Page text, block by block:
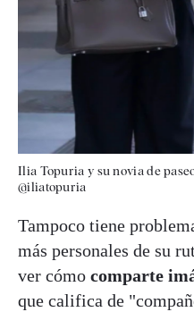
Ilia Topuria y su novia de
@iliatopuria
Tampoco tiene
más personales de su
ver cómo comparte
que califica de